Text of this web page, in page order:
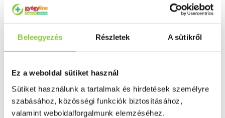
Beleegyezés Részletek A sütikről
Ez a weboldal sütiket használ
Sütiket használunk a tartalmak és hirdetések személyre
szabásához, közösségi funkciók biztosításához,
valamint weboldalforgalmunk elemzéséhez.
Puffadás, görcs
Probiotikum
Máj és epe betegség
Emésztést elősegítő
Érzékszervek
Szem
Orr
Fül